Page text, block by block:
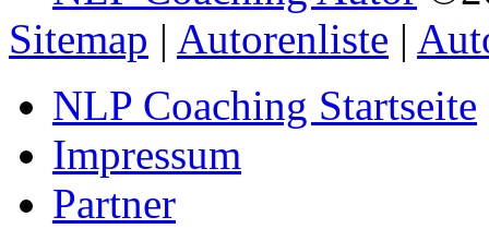
Sitemap | Autorenliste |
NLP Coaching Startseite
Impressum
Partner